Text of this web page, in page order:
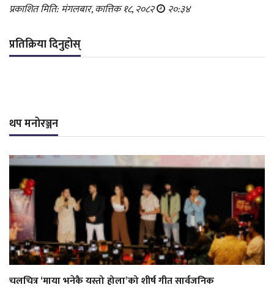
प्रकाशित मिति: मंगलबार, कात्तिक १८, २०८२ २०:३४
प्रतिक्रिया दिनुहोस्
थप मनोरञ्जन
चलचित्र ‘माया भनेकै यस्तो होला’को शीर्ष गीत सार्वजनिक